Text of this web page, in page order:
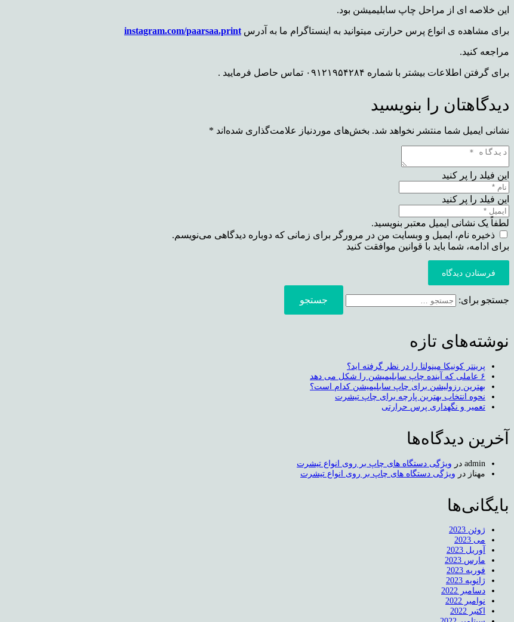
این خلاصه ای از مراحل چاپ سابلیمیشن بود.
برای مشاهده ی انواع پرس حرارتی میتوانید به اینستاگرام ما به آدرس instagram.com/paarsaa.print
مراجعه کنید.
برای گرفتن اطلاعات بیشتر با شماره ۰۹۱۲۱۹۵۴۲۸۴ تماس حاصل فرمایید .
دیدگاهتان را بنویسید
نشانی ایمیل شما منتشر نخواهد شد. بخش‌های موردنیاز علامت‌گذاری شده‌اند *
این فیلد را پر کنید
این فیلد را پر کنید
لطفاً یک نشانی ایمیل معتبر بنویسید.
ذخیره نام، ایمیل و وبسایت من در مرورگر برای زمانی که دوباره دیدگاهی می‌نویسم.
برای ادامه، شما باید با قوانین موافقت کنید
فرستادن دیدگاه
جستجو برای:
نوشته‌های تازه
پرینتر کونیکا مینولتا را در نظر گرفته اید؟
۶ عاملی که آینده چاپ سابلیمیشن را شکل می دهد
بهترین رزولیشن برای چاپ سابلیمیشن کدام است؟
نحوه انتخاب بهترین پارچه برای چاپ تیشرت
تعمیر و نگهداری پرس حرارتی
آخرین دیدگاه‌ها
admin در ویژگی دستگاه های چاپ بر روی انواع تیشرت
مهناز در ویژگی دستگاه های چاپ بر روی انواع تیشرت
بایگانی‌ها
ژوئن 2023
می 2023
آوریل 2023
مارس 2023
فوریه 2023
ژانویه 2023
دسامبر 2022
نوامبر 2022
اکتبر 2022